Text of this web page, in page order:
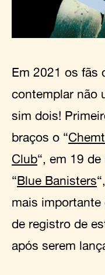
Em 2021 os fãs
contemplar não
sim dois!
braços o “
Club“, em 19
“Blue Banisters
mais importante
de registro de
após serem